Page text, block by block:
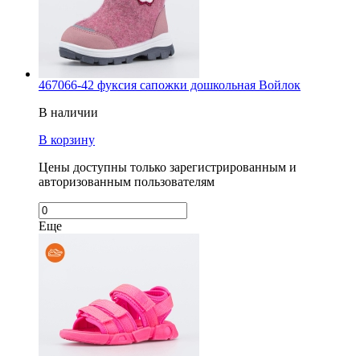
467066-42 фуксия сапожки дошкольная Войлок
В наличии
В корзину
Цены доступны только зарегистрированным и
авторизованным пользователям
Еще